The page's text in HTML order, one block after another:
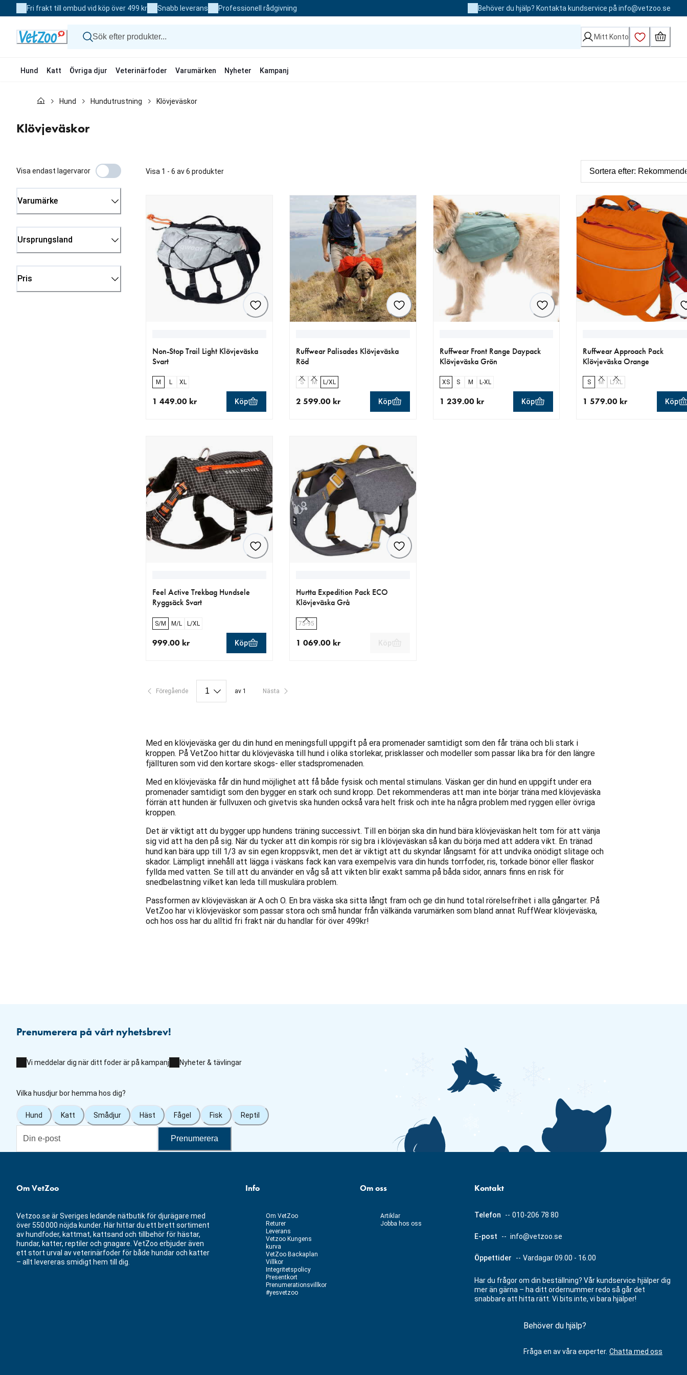
to
Fri frakt till ombud vid köp över 499 kr Snabb leverans Professionell rådgivning Behöver du hjälp? Kontakta kundservice på info@vetzoo.se
Mitt Konto
Hund Katt Övriga djur Veterinärfoder Varumärken Nyheter Kampanj
Veterinärfoder
Varumärken
Hund Hundutrustning Klövjeväskor
Klövjeväskor
Visa endast lagervaror
Varumärke
Ursprungsland
Pris
Visa 1 - 6 av 6 produkter
Non-Stop Trail Light Klövjeväska
Svart
M L XL
1 449.00 kr Köp
Ruffwear Palisades Klövjeväska
Röd
S M L/XL
2 599.00 kr Köp
Ruffwear Front Range Daypack
Klövjeväska Grön
XS S M L-XL
1 239.00 kr Köp
Ruffwear Approach Pack
Klövjeväska Orange
S M L/XL
1 579.00 kr Köp
Feel Active Trekbag Hundsele
Ryggsäck Svart
S/M M/L L/XL
999.00 kr Köp
Hurtta Expedition Pack ECO
Klövjeväska Grå
75-95
1 069.00 kr Köp
Föregående av 1 Nästa
Med en klövjeväska ger du din hund en meningsfull uppgift på era promenader samtidigt som den får träna och bli stark i
kroppen. På VetZoo hittar du klövjeväska till hund i olika storlekar, prisklasser och modeller som passar lika bra för den längre
fjällturen som vid den kortare skogs- eller stadspromenaden.
Med en klövjeväska får din hund möjlighet att få både fysisk och mental stimulans. Väskan ger din hund en uppgift under era
promenader samtidigt som den bygger en stark och sund kropp. Det rekommenderas att man inte börjar träna med klövjeväska
förrän att hunden är fullvuxen och givetvis ska hunden också vara helt frisk och inte ha några problem med ryggen eller övriga
kroppen.
Det är viktigt att du bygger upp hundens träning successivt. Till en början ska din hund bära klövjeväskan helt tom för att vänja
sig vid att ha den på sig. När du tycker att din kompis rör sig bra i klövjeväskan så kan du börja med att addera vikt. En tränad
hund kan bära upp till 1/3 av sin egen kroppsvikt, men det är viktigt att du skyndar långsamt för att undvika onödigt slitage och
skador. Lämpligt innehåll att lägga i väskans fack kan vara exempelvis vara din hunds torrfoder, ris, torkade bönor eller flaskor
fyllda med vatten. Se till att du använder en våg så att vikten blir exakt samma på båda sidor, annars finns en risk för
snedbelastning vilket kan leda till muskulära problem.
Passformen av klövjeväskan är A och O. En bra väska ska sitta långt fram och ge din hund total rörelsefrihet i alla gångarter. På
VetZoo har vi klövjeväskor som passar stora och små hundar från välkända varumärken som bland annat RuffWear klövjeväska,
och hos oss har du alltid fri frakt när du handlar för över 499kr!
Prenumerera på vårt nyhetsbrev!
Vi meddelar dig när ditt foder är på kampanj Nyheter & tävlingar
Vilka husdjur bor hemma hos dig?
Hund Katt Smådjur Häst Fågel Fisk Reptil
Prenumerera
Om VetZoo
Vetzoo.se är Sveriges ledande nätbutik för djurägare med
över 550 000 nöjda kunder. Här hittar du ett brett sortiment
av hundfoder, kattmat, kattsand och tillbehör för hästar,
hundar, katter, reptiler och gnagare. VetZoo erbjuder även
ett stort urval av veterinärfoder för både hundar och katter
– allt levereras smidigt hem till dig.
Info
Om VetZoo
Returer
Leverans
Vetzoo Kungens
kurva
VetZoo Backaplan
Villkor
Integritetspolicy
Presentkort
Prenumerationsvillkor
#yesvetzoo
Om oss
Artiklar
Jobba hos oss
Kontakt
Telefon -- 010-206 78 80
E-post -- info@vetzoo.se
Öppettider -- Vardagar 09.00 - 16.00
Har du frågor om din beställning? Vår kundservice hjälper dig
mer än gärna – ha ditt ordernummer redo så går det
snabbare att hitta rätt. Vi bits inte, vi bara hjälper!
Behöver du hjälp?
Fråga en av våra experter. Chatta med oss